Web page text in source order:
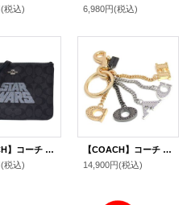
(税込)
6,980円(税込)
【COACH】コーチ コーティングキャンバス ペブルレザー スターウォーズ コラボ シグネチャー ロゴ モチーフ リストレット ギャラリー ポーチ クラッチ ミニ ハンドバッグ ブラックスモーク×ブラックマルチ〔日本未発売〕
(税込)
【COACH】コーチ メタル パーフォレーテッド コーチ ロゴ バッグチャーム キーリング キーホルダー マルチ（日本未発売）
14,900円(税込)